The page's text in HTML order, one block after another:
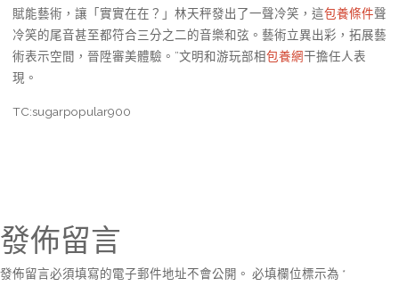
賦能藝術，讓「實實在在？」林天秤發出了一聲冷笑，這包養條件聲
冷笑的尾音甚至都符合三分之二的音樂和弦。藝術立異出彩，拓展藝
術表示空間，晉陞審美體驗。”文明和游玩部相包養網干擔任人表
現。
TC:sugarpopular900
發佈留言
發佈留言必須填寫的電子郵件地址不會公開。 必填欄位標示為 *